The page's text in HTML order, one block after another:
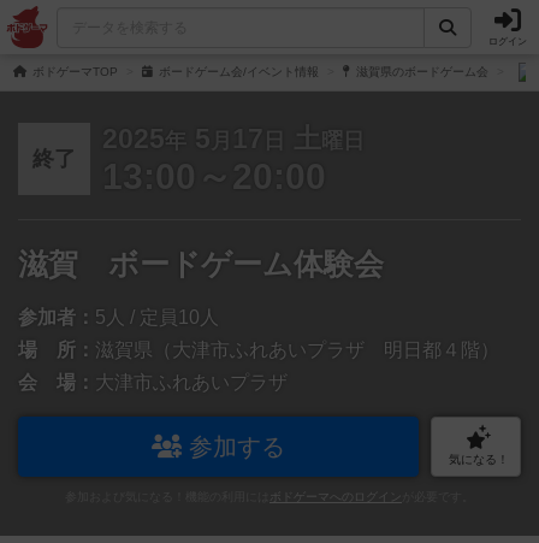
ログイン
ボドゲーマTOP ボードゲーム会/イベント情報 滋賀県のボードゲーム会
終了
2025 年 5 月 17 日 土 曜日
13:00～20:00
滋賀 ボードゲーム体験会
参加者： 5人 / 定員10人
場 所： 滋賀県（大津市ふれあいプラザ 明日都４階）
会 場： 大津市ふれあいプラザ
参加する 気になる！
ボドゲーマへのログイン